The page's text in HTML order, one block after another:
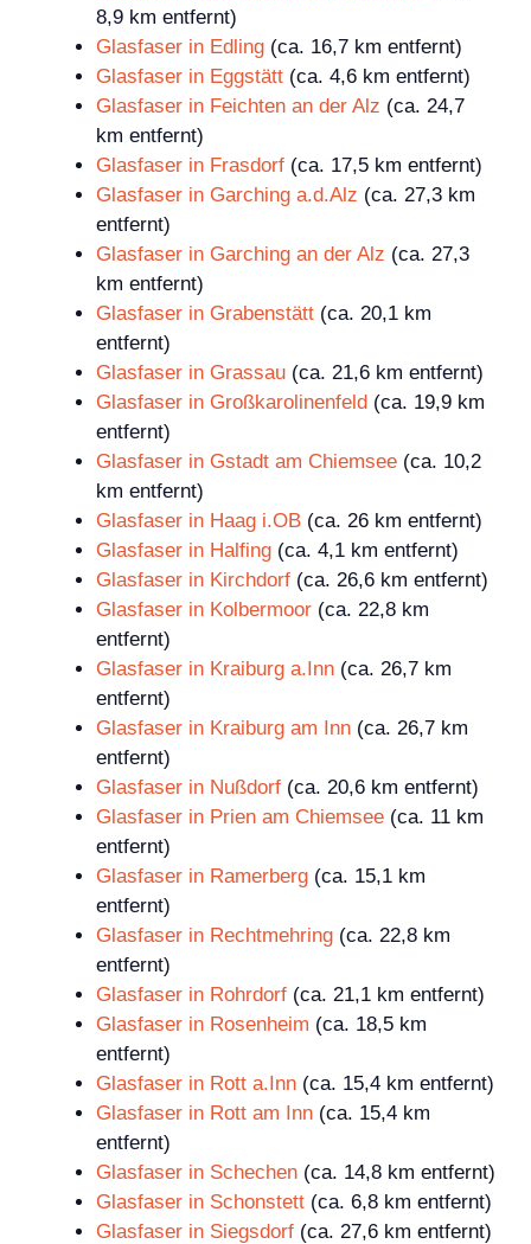
8,9 km entfernt)
Glasfaser in Edling (ca. 16,7 km entfernt)
Glasfaser in Eggstätt (ca. 4,6 km entfernt)
Glasfaser in Feichten an der Alz (ca. 24,7
km entfernt)
Glasfaser in Frasdorf (ca. 17,5 km entfernt)
Glasfaser in Garching a.d.Alz (ca. 27,3 km
entfernt)
Glasfaser in Garching an der Alz (ca. 27,3
km entfernt)
Glasfaser in Grabenstätt (ca. 20,1 km
entfernt)
Glasfaser in Grassau (ca. 21,6 km entfernt)
Glasfaser in Großkarolinenfeld (ca. 19,9 km
entfernt)
Glasfaser in Gstadt am Chiemsee (ca. 10,2
km entfernt)
Glasfaser in Haag i.OB (ca. 26 km entfernt)
Glasfaser in Halfing (ca. 4,1 km entfernt)
Glasfaser in Kirchdorf (ca. 26,6 km entfernt)
Glasfaser in Kolbermoor (ca. 22,8 km
entfernt)
Glasfaser in Kraiburg a.Inn (ca. 26,7 km
entfernt)
Glasfaser in Kraiburg am Inn (ca. 26,7 km
entfernt)
Glasfaser in Nußdorf (ca. 20,6 km entfernt)
Glasfaser in Prien am Chiemsee (ca. 11 km
entfernt)
Glasfaser in Ramerberg (ca. 15,1 km
entfernt)
Glasfaser in Rechtmehring (ca. 22,8 km
entfernt)
Glasfaser in Rohrdorf (ca. 21,1 km entfernt)
Glasfaser in Rosenheim (ca. 18,5 km
entfernt)
Glasfaser in Rott a.Inn (ca. 15,4 km entfernt)
Glasfaser in Rott am Inn (ca. 15,4 km
entfernt)
Glasfaser in Schechen (ca. 14,8 km entfernt)
Glasfaser in Schonstett (ca. 6,8 km entfernt)
Glasfaser in Siegsdorf (ca. 27,6 km entfernt)